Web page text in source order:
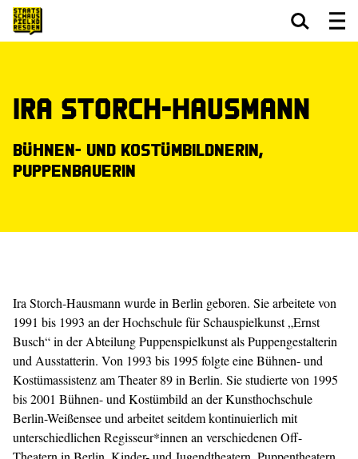
Ira Storch-Hausmann
Bühnen- und Kostümbildnerin,
Puppenbauerin
Ira Storch-Hausmann wurde in Berlin geboren. Sie arbeitete von
1991 bis 1993 an der Hochschule für Schauspielkunst „Ernst
Busch“ in der Abteilung Puppenspielkunst als Puppengestalterin
und Ausstatterin. Von 1993 bis 1995 folgte eine Bühnen- und
Kostümassistenz am Theater 89 in Berlin. Sie studierte von 1995
bis 2001 Bühnen- und Kostümbild an der Kunsthochschule
Berlin-Weißensee und arbeitet seitdem kontinuierlich mit
unterschiedlichen Regisseur*innen an verschiedenen Off-